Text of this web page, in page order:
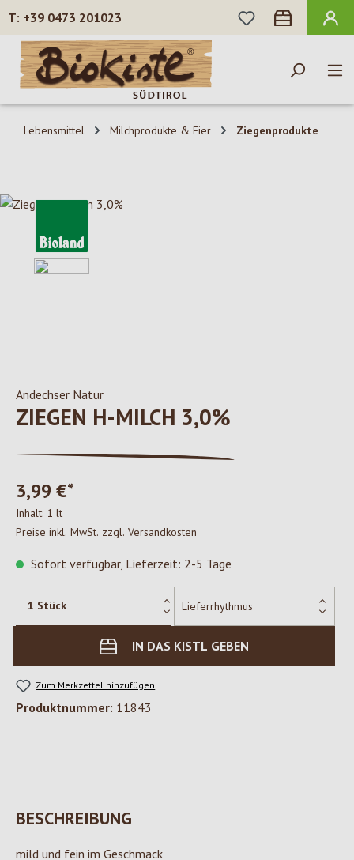
Zum Hauptinhalt springen
+39 0473 201023
DU HAST 0
Lebensmittel Milchprodukte & Eier Ziegenprodukte
Bildergalerie überspringen
Andechser Natur
ZIEGEN H-MILCH 3,0%
3,99 €*
Inhalt: 1 lt
Preise inkl. MwSt. zzgl. Versandkosten
Sofort verfügbar, Lieferzeit: 2-5 Tage
IN DAS KISTL GEBEN
Zum Merkzettel hinzufügen
Produktnummer: 11843
BESCHREIBUNG
mild und fein im Geschmack